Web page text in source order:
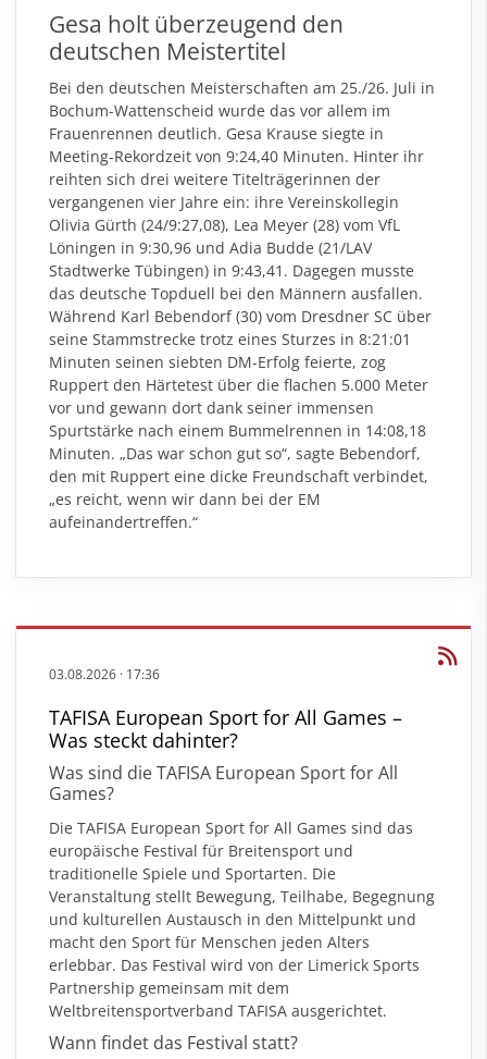
Gesa holt überzeugend den
deutschen Meistertitel
Bei den deutschen Meisterschaften am 25./26. Juli in
Bochum-Wattenscheid wurde das vor allem im
Frauenrennen deutlich. Gesa Krause siegte in
Meeting-Rekordzeit von 9:24,40 Minuten. Hinter ihr
reihten sich drei weitere Titelträgerinnen der
vergangenen vier Jahre ein: ihre Vereinskollegin
Olivia Gürth (24/9:27,08), Lea Meyer (28) vom VfL
Löningen in 9:30,96 und Adia Budde (21/LAV
Stadtwerke Tübingen) in 9:43,41. Dagegen musste
das deutsche Topduell bei den Männern ausfallen.
Während Karl Bebendorf (30) vom Dresdner SC über
seine Stammstrecke trotz eines Sturzes in 8:21:01
Minuten seinen siebten DM-Erfolg feierte, zog
Ruppert den Härtetest über die flachen 5.000 Meter
vor und gewann dort dank seiner immensen
Spurtstärke nach einem Bummelrennen in 14:08,18
Minuten. „Das war schon gut so“, sagte Bebendorf,
den mit Ruppert eine dicke Freundschaft verbindet,
„es reicht, wenn wir dann bei der EM
aufeinandertreffen.“
03.08.2026 · 17:36
TAFISA European Sport for All Games –
Was steckt dahinter?
Was sind die TAFISA European Sport for All
Games?
Die TAFISA European Sport for All Games sind das
europäische Festival für Breitensport und
traditionelle Spiele und Sportarten. Die
Veranstaltung stellt Bewegung, Teilhabe, Begegnung
und kulturellen Austausch in den Mittelpunkt und
macht den Sport für Menschen jeden Alters
erlebbar. Das Festival wird von der Limerick Sports
Partnership gemeinsam mit dem
Weltbreitensportverband TAFISA ausgerichtet.
Wann findet das Festival statt?